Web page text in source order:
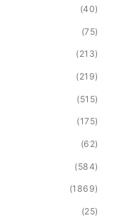
(40)
(75)
(213)
(219)
(515)
(175)
(62)
(584)
(1869)
(25)